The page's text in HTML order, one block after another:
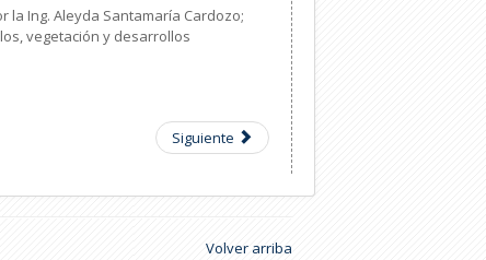
la Ing. Aleyda Santamaría Cardozo;
vegetación y desarrollos
Siguiente
Volver arriba